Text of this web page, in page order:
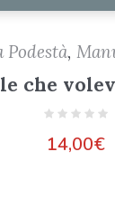
Podestà,
che
14,00€